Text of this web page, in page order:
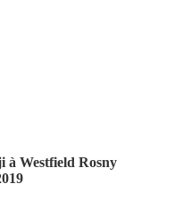
à Westfield Rosny